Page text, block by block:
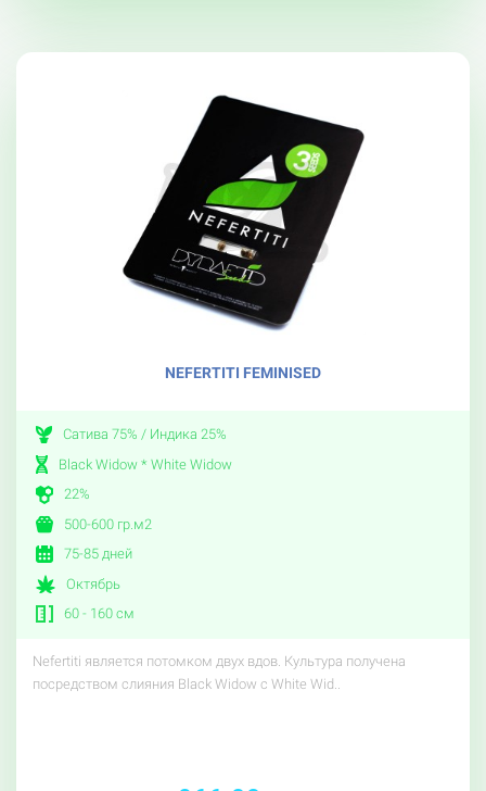
NEFERTITI FEMINISED
Сатива 75% / Индика 25%
Black Widow * White Widow
22%
500-600 гр.м2
75-85 дней
Октябрь
60 - 160 см
Nefertiti является потомком двух вдов. Культура получена
посредством слияния Black Widow с White Wid..